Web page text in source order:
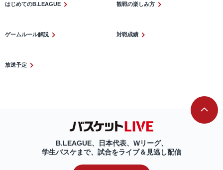
はじめてのB.LEAGUE 観戦の楽しみ方
ゲームルール解説 対戦成績
放送予定
B.LEAGUE、日本代表、Wリーグ、
学生バスケまで、試合をライブ＆見逃し配信